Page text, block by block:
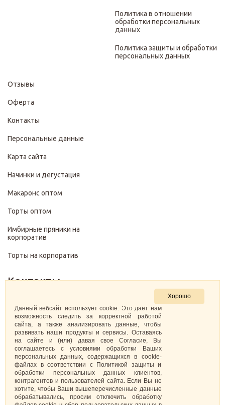
Политика в отношении
обработки персональных
данных
Политика защиты и обработки
персональных данных
Отзывы
Оферта
Контакты
Персональные данные
Карта сайта
Начинки и дегустация
Макаронс оптом
Торты оптом
Имбирные пряники на
корпоратив
Торты на корпоратив
Контакты
+7 (499) 322-28-29
pirojenka.rf@gmail.com
Москва, Павелецкая набережная 10к1
ИНН: 773575794220
Самозанятая Кретова Анастасия Юрьевна
Хорошо
Данный вебсайт использует cookie. Это дает нам
возможность следить за корректной работой
сайта, а также анализировать данные, чтобы
развивать наши продукты и сервисы. Оставаясь
на сайте и (или) давая свое Согласие, Вы
соглашаетесь с условиями обработки Ваших
персональных данных, содержащихся в cookie-
файлах в соответствии с Политикой защиты и
обработки персональных данных клиентов,
контрагентов и пользователей сайта. Если Вы не
хотите, чтобы Ваши вышеперечисленные данные
обрабатывались, просим отключить обработку